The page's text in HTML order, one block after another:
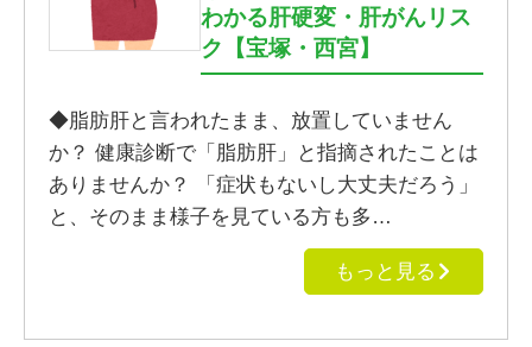
わかる肝硬変・肝がんリス
ク【宝塚・西宮】
◆脂肪肝と言われたまま、放置していません
か？ 健康診断で「脂肪肝」と指摘されたことは
ありませんか？ 「症状もないし大丈夫だろう」
と、そのまま様子を見ている方も多…
もっと見る